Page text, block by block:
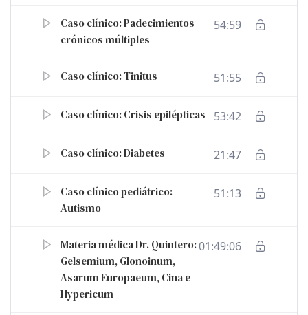
Caso clínico: Padecimientos
crónicos múltiples
54:59
Caso clínico: Tinitus 51:55
Caso clínico: Crisis epilépticas 53:42
Caso clínico: Diabetes 21:47
Caso clínico pediátrico:
Autismo
51:13
Materia médica Dr. Quintero:
Gelsemium, Glonoinum,
Asarum Europaeum, Cina e
Hypericum
01:49:06